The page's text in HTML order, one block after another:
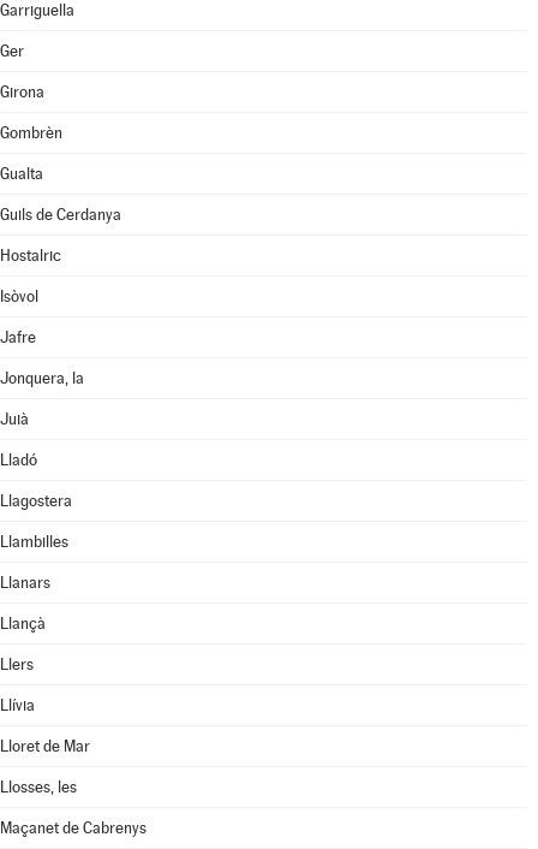
Garriguella
Ger
Girona
Gombrèn
Gualta
Guils de Cerdanya
Hostalric
Isòvol
Jafre
Jonquera, la
Juià
Lladó
Llagostera
Llambilles
Llanars
Llançà
Llers
Llívia
Lloret de Mar
Llosses, les
Maçanet de Cabrenys